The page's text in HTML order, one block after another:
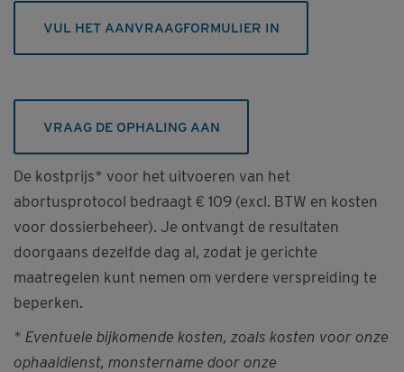
VUL HET AANVRAAGFORMULIER IN
VRAAG DE OPHALING AAN
De kostprijs* voor het uitvoeren van het
abortusprotocol bedraagt € 109 (excl. BTW en kosten
voor dossierbeheer). Je ontvangt de resultaten
doorgaans dezelfde dag al, zodat je gerichte
maatregelen kunt nemen om verdere verspreiding te
beperken.
* Eventuele bijkomende kosten, zoals kosten voor onze
ophaaldienst, monstername door onze